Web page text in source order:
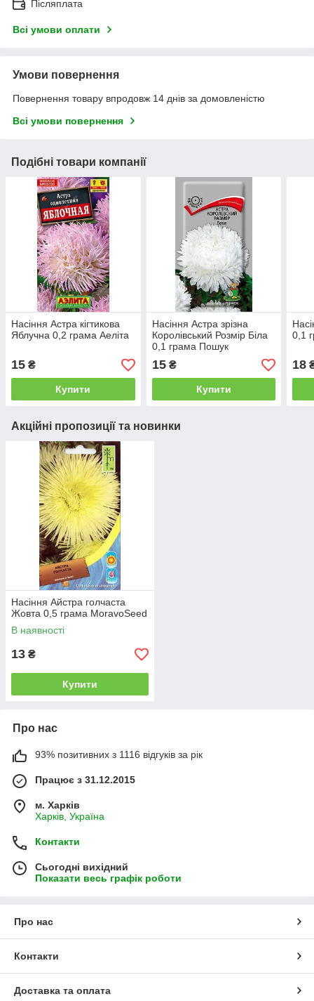
Післяплата
Всі умови оплати
Умови повернення
Повернення товару впродовж 14 днів за домовленістю
Всі умови повернення
Подібні товари компанії
Насіння Астра кігтикова
Яблучна 0,2 грама Аеліта
15 ₴
Купити
Насіння Астра зрізна
Королівський Розмір Біла
0,1 грама Пошук
15₴
Купити
0,1
18
Акційні пропозиції та новинки
Насіння Айстра голчаста
Жовта 0,5 грама MoravoSeed
В наявності
13 ₴
Купити
Про нас
93% позитивних з 1116 відгуків за рік
Працює з 31.12.2015
м. Харків
Харків, Україна
Контакти
Сьогодні вихідний
Показати весь графік роботи
Про нас
Контакти
Доставка та оплата